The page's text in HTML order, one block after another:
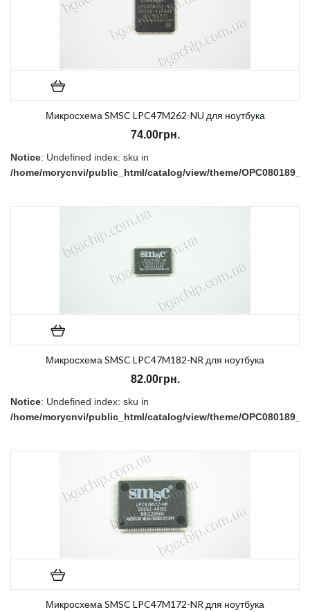
Микросхема SMSC LPC47M262-NU для ноутбука
74.00грн.
Notice: Undefined index: sku in
/home/morycnvi/public_html/catalog/view/theme/
Микросхема SMSC LPC47M182-NR для ноутбука
82.00грн.
Notice: Undefined index: sku in
/home/morycnvi/public_html/catalog/view/theme/
Микросхема SMSC LPC47M172-NR для ноутбука